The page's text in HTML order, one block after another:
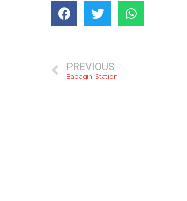
PREVIOUS
Badagini Station